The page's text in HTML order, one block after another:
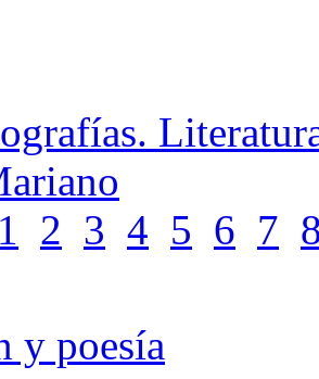
1 2 3 4 5 6 7
y poesía